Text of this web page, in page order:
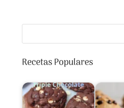
Recetas Populares